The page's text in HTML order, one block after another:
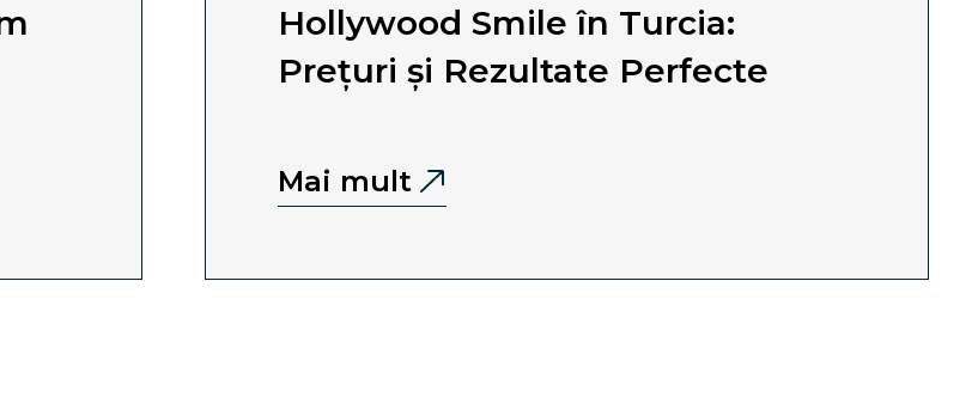
Hollywood Smile în Turcia:
Prețuri și Rezultate Perfecte
Mai mult